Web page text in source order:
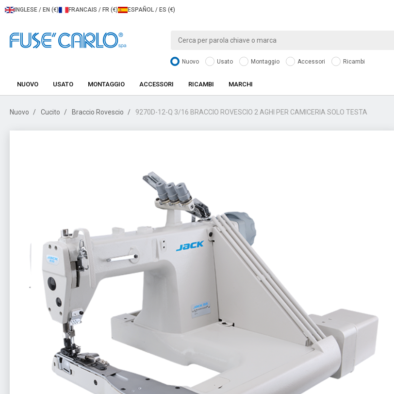
INGLESE / EN (€) FRANCAIS / FR (€) ESPAÑOL / ES (€)
Nuovo Usato Montaggio Accessori Ricambi
NUOVO USATO MONTAGGIO ACCESSORI RICAMBI MARCHI
Nuovo Cucito Braccio Rovescio 9270D-12-Q 3/16 BRACCIO ROVESCIO 2 AGHI PER CAMICERIA SOLO TESTA